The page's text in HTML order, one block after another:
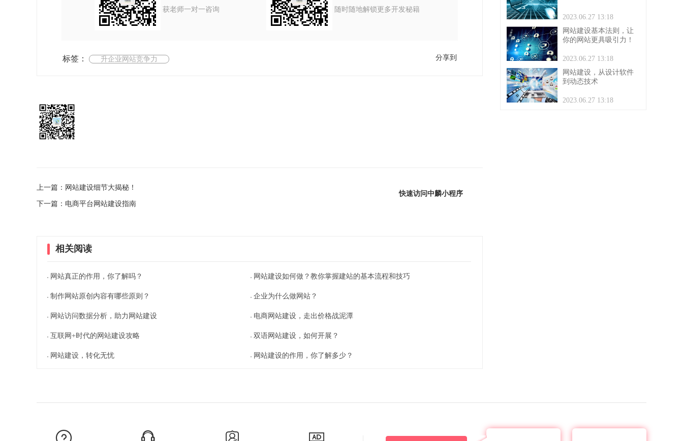
获老师一对一咨询
随时随地解锁更多开发秘籍
标签： 升企业网站竞争力 分享到
上一篇：网站建设细节大揭秘！
下一篇：电商平台网站建设指南
快速访问中麟小程序
相关阅读
网站真正的作用，你了解吗？
制作网站原创内容有哪些原则？
网站访问数据分析，助力网站建设
互联网+时代的网站建设攻略
网站建设，转化无忧
网站建设如何做？教你掌握建站的基本流程和技巧
企业为什么做网站？
电商网站建设，走出价格战泥潭
双语网站建设，如何开展？
网站建设的作用，你了解多少？
2023.06.27 13:18
网站建设基本法则，让
你的网站更具吸引力！
2023.06.27 13:18
网站建设，从设计软件
到动态技术
2023.06.27 13:18